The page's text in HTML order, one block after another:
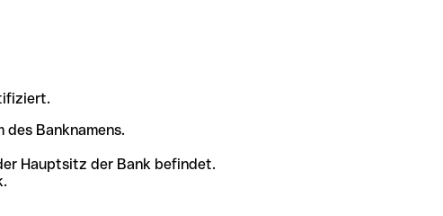
des Banknamens.
Hauptsitz der Bank befindet.